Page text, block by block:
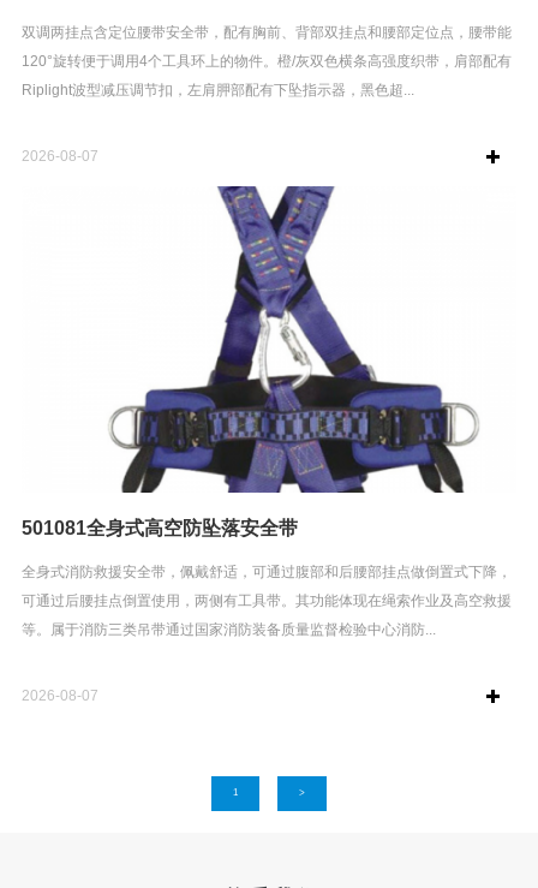
双调两挂点含定位腰带安全带，配有胸前、背部双挂点和腰部定位点，腰带能
120°旋转便于调用4个工具环上的物件。橙/灰双色横条高强度织带，肩部配有
Riplight波型减压调节扣，左肩胛部配有下坠指示器，黑色超...
2026-08-07
501081全身式高空防坠落安全带
全身式消防救援安全带，佩戴舒适，可通过腹部和后腰部挂点做倒置式下降，
可通过后腰挂点倒置使用，两侧有工具带。其功能体现在绳索作业及高空救援
等。属于消防三类吊带通过国家消防装备质量监督检验中心消防...
2026-08-07
1 >